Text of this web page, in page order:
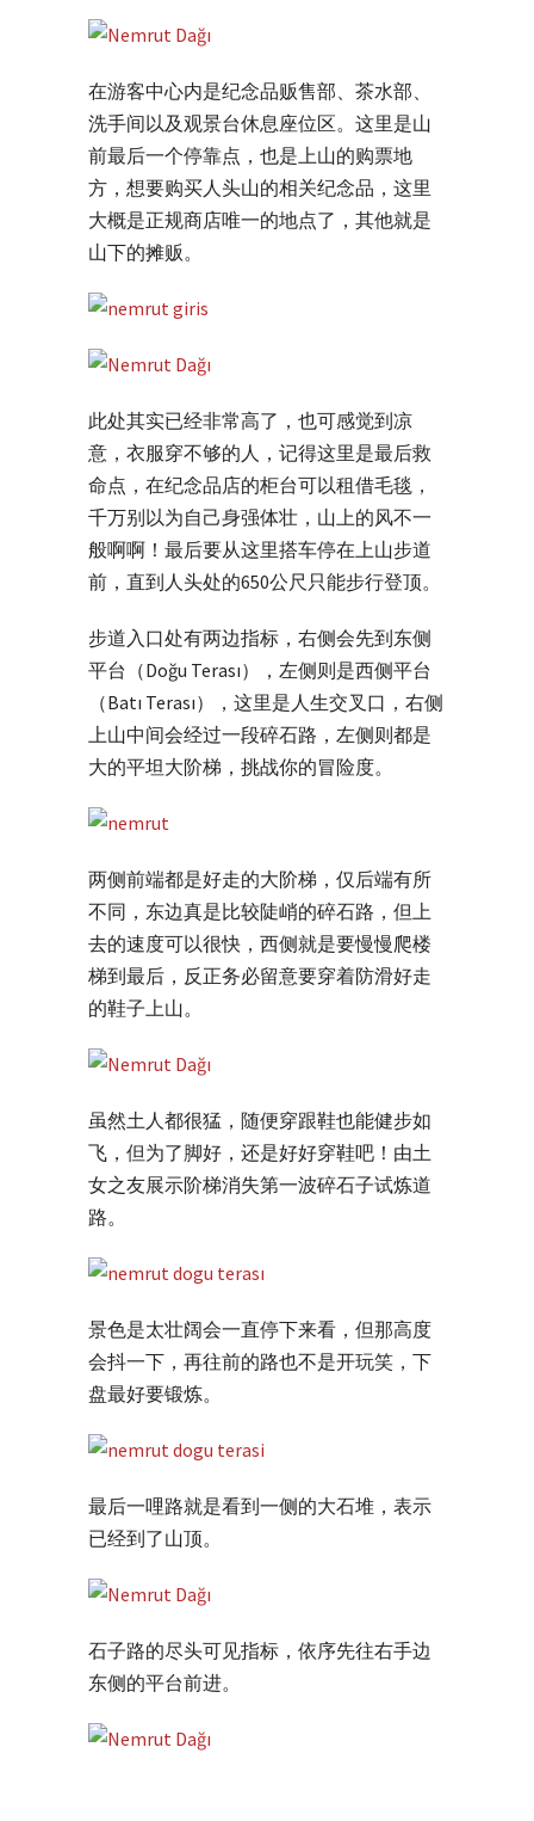
在游客中心内是纪念品贩售部、茶水部、
洗手间以及观景台休息座位区。这里是山
前最后一个停靠点，也是上山的购票地
方，想要购买人头山的相关纪念品，这里
大概是正规商店唯一的地点了，其他就是
山下的摊贩。
此处其实已经非常高了，也可感觉到凉
意，衣服穿不够的人，记得这里是最后救
命点，在纪念品店的柜台可以租借毛毯，
千万别以为自己身强体壮，山上的风不一
般啊啊！最后要从这里搭车停在上山步道
前，直到人头处的650公尺只能步行登顶。
步道入口处有两边指标，右侧会先到东侧
平台（Doğu Terası），左侧则是西侧平台
（Batı Terası），这里是人生交叉口，右侧
上山中间会经过一段碎石路，左侧则都是
大的平坦大阶梯，挑战你的冒险度。
两侧前端都是好走的大阶梯，仅后端有所
不同，东边真是比较陡峭的碎石路，但上
去的速度可以很快，西侧就是要慢慢爬楼
梯到最后，反正务必留意要穿着防滑好走
的鞋子上山。
虽然土人都很猛，随便穿跟鞋也能健步如
飞，但为了脚好，还是好好穿鞋吧！由土
女之友展示阶梯消失第一波碎石子试炼道
路。
景色是太壮阔会一直停下来看，但那高度
会抖一下，再往前的路也不是开玩笑，下
盘最好要锻炼。
最后一哩路就是看到一侧的大石堆，表示
已经到了山顶。
石子路的尽头可见指标，依序先往右手边
东侧的平台前进。